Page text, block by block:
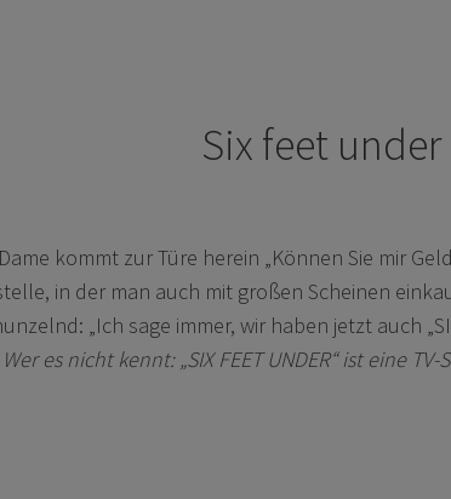
Six feet under
kommt zur Türe herein „Können Sie mir
in der man auch mit großen Scheinen
„Ich sage immer, wir haben jetzt auch
Wer es nicht kennt: „SIX FEET UNDER“ ist eine